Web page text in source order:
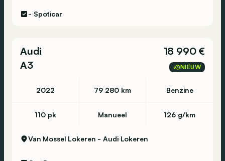
- Spoticar
Audi
A3
18 990 €
NIEUW
2022 79 280 km Benzine
110 pk Manueel 126 g/km
Van Mossel Lokeren - Audi Lokeren